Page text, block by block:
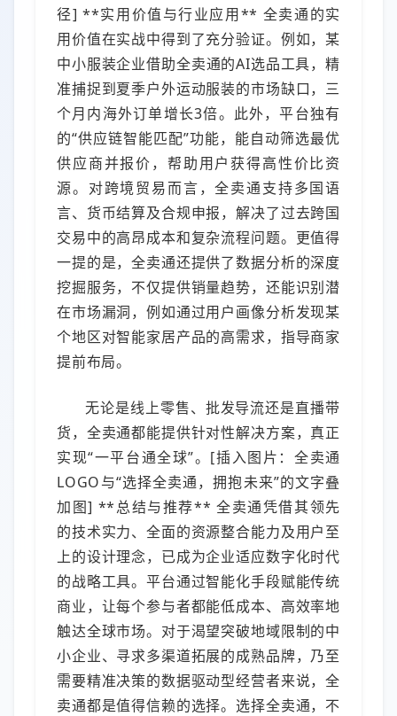
径] **实用价值与行业应用** 全卖通的实
用价值在实战中得到了充分验证。例如，某
中小服装企业借助全卖通的AI选品工具，精
准捕捉到夏季户外运动服装的市场缺口，三
个月内海外订单增长3倍。此外，平台独有
的“供应链智能匹配”功能，能自动筛选最优
供应商并报价，帮助用户获得高性价比资
源。对跨境贸易而言，全卖通支持多国语
言、货币结算及合规申报，解决了过去跨国
交易中的高昂成本和复杂流程问题。更值得
一提的是，全卖通还提供了数据分析的深度
挖掘服务，不仅提供销量趋势，还能识别潜
在市场漏洞，例如通过用户画像分析发现某
个地区对智能家居产品的高需求，指导商家
提前布局。
无论是线上零售、批发导流还是直播带
货，全卖通都能提供针对性解决方案，真正
实现“一平台通全球”。[插入图片：全卖通
LOGO与“选择全卖通，拥抱未来”的文字叠
加图] **总结与推荐** 全卖通凭借其领先
的技术实力、全面的资源整合能力及用户至
上的设计理念，已成为企业适应数字化时代
的战略工具。平台通过智能化手段赋能传统
商业，让每个参与者都能低成本、高效率地
触达全球市场。对于渴望突破地域限制的中
小企业、寻求多渠道拓展的成熟品牌，乃至
需要精准决策的数据驱动型经营者来说，全
卖通都是值得信赖的选择。选择全卖通，不